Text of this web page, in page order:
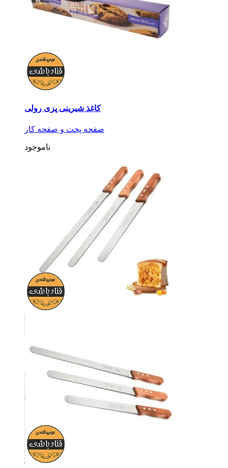
کاغذ شیرینی پزی رولی
صفحه پخت و صفحه کار
ناموجود